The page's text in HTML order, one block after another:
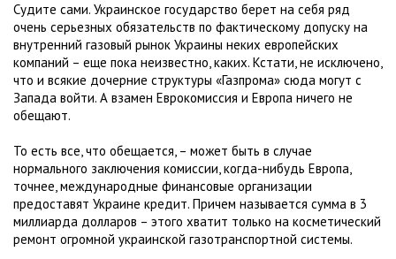
Судите сами. Украинское государство берет на себя ряд
очень серьезных обязательств по фактическому допуску на
внутренний газовый рынок Украины неких европейских
компаний – еще пока неизвестно, каких. Кстати, не исключено,
что и всякие дочерние структуры «Газпрома» сюда могут с
Запада войти. А взамен Еврокомиссия и Европа ничего не
обещают.
То есть все, что обещается, – может быть в случае
нормального заключения комиссии, когда-нибудь Европа,
точнее, международные финансовые организации
предоставят Украине кредит. Причем называется сумма в 3
миллиарда долларов – этого хватит только на косметический
ремонт огромной украинской газотранспортной системы.